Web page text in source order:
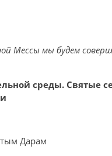
Мессы мы будем
среды. Святые
Дарам